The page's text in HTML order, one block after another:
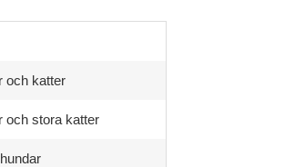
och katter
och stora katter